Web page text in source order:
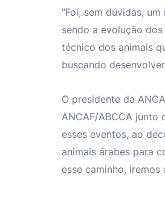
“Foi, sem dúvidas,
sendo a evolução
técnico dos animais
buscando
O presidente da
ANCAF/ABCCA junto
esses eventos, ao
animais árabes para
esse caminho,